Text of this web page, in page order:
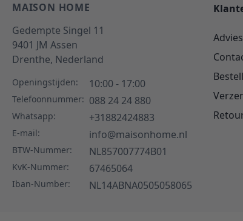
MAISON HOME
Gedempte Singel 11
9401 JM Assen
Drenthe, Nederland
Openingstijden: 10:00 - 17:00
Telefoonnummer: 088 24 24 880
Whatsapp: +31882424883
E-mail: info@maisonhome.nl
BTW-Nummer: NL857007774B01
KvK-Nummer: 67465064
Iban-Number: NL14ABNA0505058065
Advies